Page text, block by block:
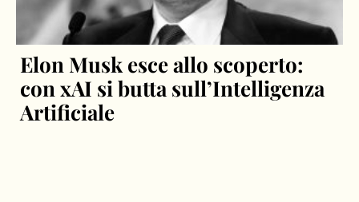
Elon Musk esce allo scoperto:
con xAI si butta sull’Intelligenza
Artificiale